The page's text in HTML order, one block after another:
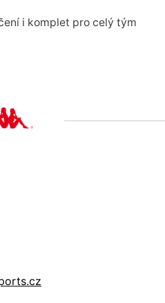
i komplet pro celý tým